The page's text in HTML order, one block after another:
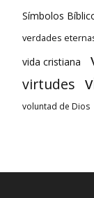
Símbolos
verdades
vida cristiana
virtudes
voluntad de Dios